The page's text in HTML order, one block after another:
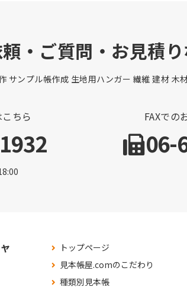
・ご質問・お見積
サンプル帳作成 生地用ハンガー 繊維 建材 木
ちら FAXでの
06-
トップページ
見本帳屋.comのこだわり
種類別見本帳